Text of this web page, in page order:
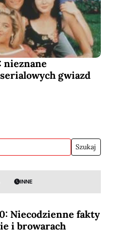
nieznane
gwiazd
INNE
Niecodzienne fakty
i browarach